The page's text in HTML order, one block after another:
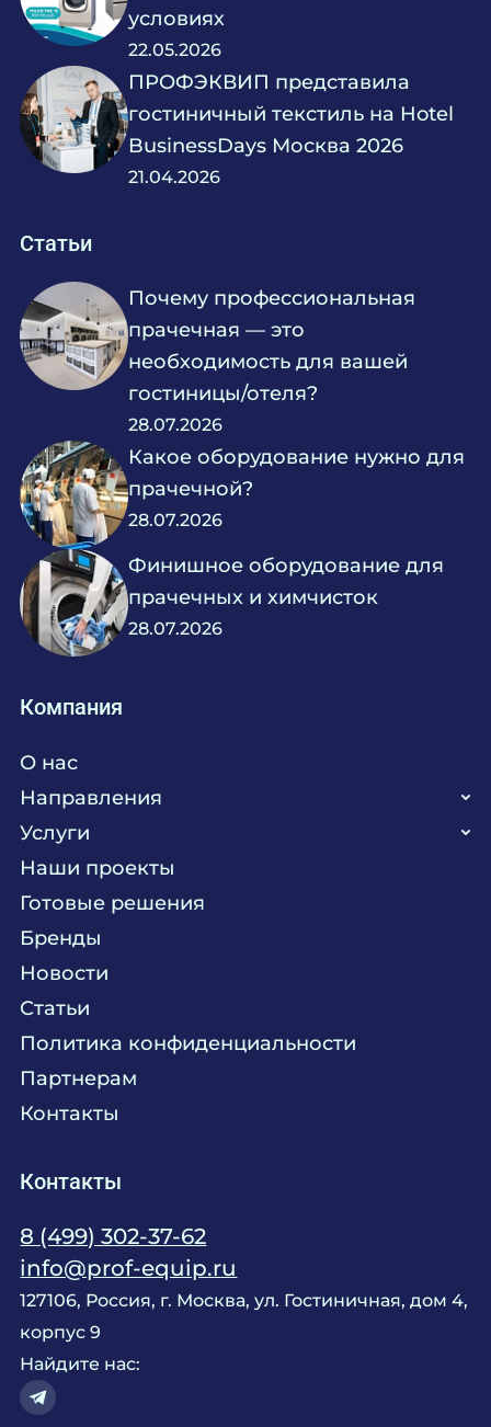
условиях
22.05.2026
ПРОФЭКВИП представила
гостиничный текстиль на Hotel
BusinessDays Москва 2026
21.04.2026
Статьи
Почему профессиональная
прачечная — это
необходимость для вашей
гостиницы/отеля?
28.07.2026
Какое оборудование нужно для
прачечной?
28.07.2026
Финишное оборудование для
прачечных и химчисток
28.07.2026
Компания
О нас
Направления
Кухня
Прачечная
Текстиль
Химия
Мебель
Комплексное оснащение
Услуги
Поставка аксессуаров и запасных частей
Сервисное обслуживание
Консалтинг
Технологическое проектирование
Продажа оборудования
Монтажные и пусконаладочные работы
Наши проекты
Готовые решения
Бренды
Новости
Статьи
Политика конфиденциальности
Партнерам
Контакты
Контакты
8 (499) 302-37-62
info@prof-equip.ru
127106, Россия, г. Москва, ул. Гостиничная, дом 4,
корпус 9
Найдите нас: